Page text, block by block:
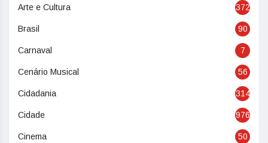
Arte e Cultura 372
Brasil 90
Carnaval 7
Cenário Musical 56
Cidadania 314
Cidade 976
Cinema 50